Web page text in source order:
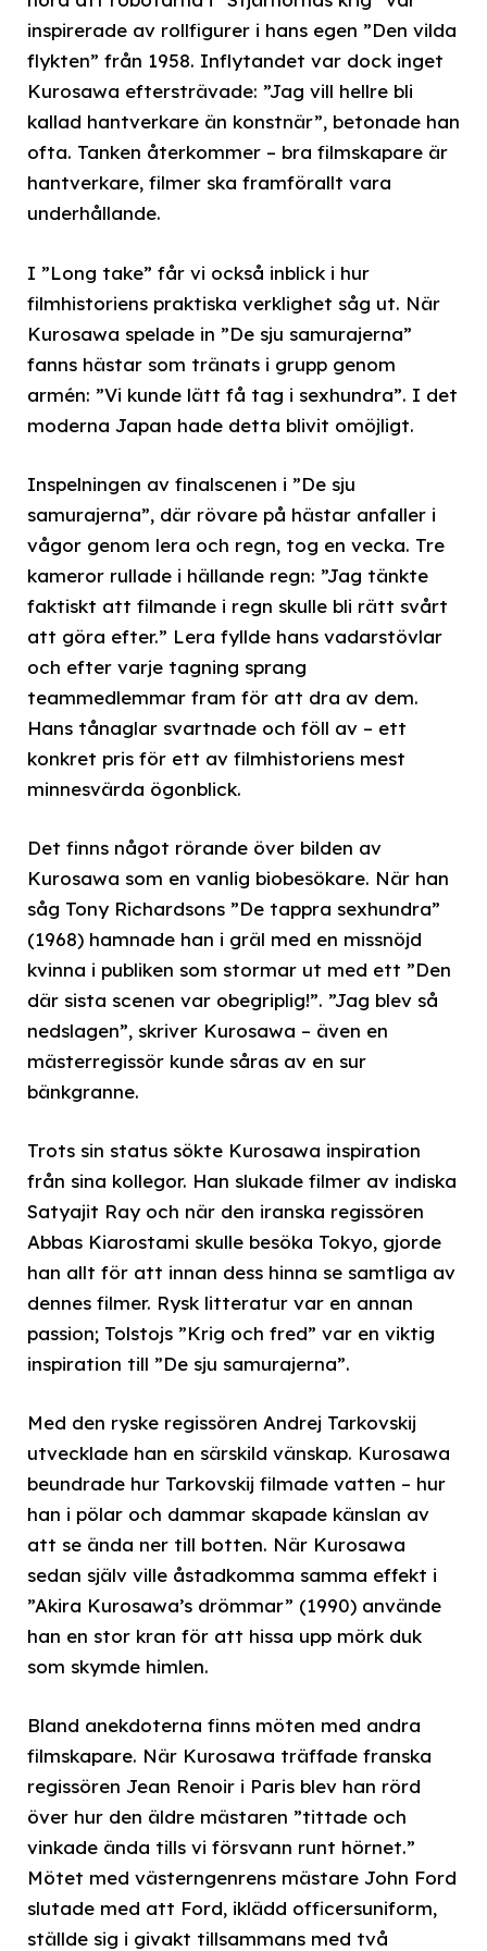
inspirerade av rollfigurer i hans egen ”Den vilda
flykten” från 1958. Inflytandet var dock inget
Kurosawa eftersträvade: ”Jag vill hellre bli
kallad hantverkare än konstnär”, betonade han
ofta. Tanken återkommer – bra filmskapare är
hantverkare, filmer ska framförallt vara
underhållande.
I ”Long take” får vi också inblick i hur
filmhistoriens praktiska verklighet såg ut. När
Kurosawa spelade in ”De sju samurajerna”
fanns hästar som tränats i grupp genom
armén: ”Vi kunde lätt få tag i sexhundra”. I det
moderna Japan hade detta blivit omöjligt.
Inspelningen av finalscenen i ”De sju
samurajerna”, där rövare på hästar anfaller i
vågor genom lera och regn, tog en vecka. Tre
kameror rullade i hällande regn: ”Jag tänkte
faktiskt att filmande i regn skulle bli rätt svårt
att göra efter.” Lera fyllde hans vadarstövlar
och efter varje tagning sprang
teammedlemmar fram för att dra av dem.
Hans tånaglar svartnade och föll av – ett
konkret pris för ett av filmhistoriens mest
minnesvärda ögonblick.
Det finns något rörande över bilden av
Kurosawa som en vanlig biobesökare. När han
såg Tony Richardsons ”De tappra sexhundra”
(1968) hamnade han i gräl med en missnöjd
kvinna i publiken som stormar ut med ett ”Den
där sista scenen var obegriplig!”. ”Jag blev så
nedslagen”, skriver Kurosawa – även en
mästerregissör kunde såras av en sur
bänkgranne.
Trots sin status sökte Kurosawa inspiration
från sina kollegor. Han slukade filmer av indiska
Satyajit Ray och när den iranska regissören
Abbas Kiarostami skulle besöka Tokyo, gjorde
han allt för att innan dess hinna se samtliga av
dennes filmer. Rysk litteratur var en annan
passion; Tolstojs ”Krig och fred” var en viktig
inspiration till ”De sju samurajerna”.
Med den ryske regissören Andrej Tarkovskij
utvecklade han en särskild vänskap. Kurosawa
beundrade hur Tarkovskij filmade vatten – hur
han i pölar och dammar skapade känslan av
att se ända ner till botten. När Kurosawa
sedan själv ville åstadkomma samma effekt i
”Akira Kurosawa’s drömmar” (1990) använde
han en stor kran för att hissa upp mörk duk
som skymde himlen.
Bland anekdoterna finns möten med andra
filmskapare. När Kurosawa träffade franska
regissören Jean Renoir i Paris blev han rörd
över hur den äldre mästaren ”tittade och
vinkade ända tills vi försvann runt hörnet.”
Mötet med västerngenrens mästare John Ford
slutade med att Ford, iklädd officersuniform,
ställde sig i givakt tillsammans med två